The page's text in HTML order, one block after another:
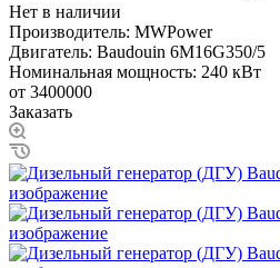
Нет в наличии
Производитель: MWPower
Двигатель: Baudouin 6M16G350/5
Номинальная мощность: 240 кВт
от 3400000
Заказать